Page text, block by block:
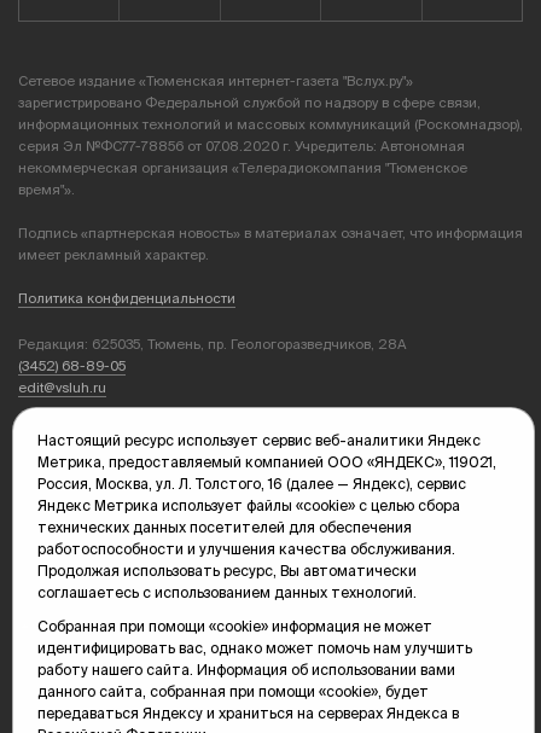
Сетевое издание «Тюменская интернет-газета "Вслух.ру"»
зарегистрировано Федеральной службой по надзору в сфере связи,
информационных технологий и массовых коммуникаций (Роскомнадзор),
серия Эл №ФС77-78856 от 07.08.2020 г. Учредитель: Автономная
некоммерческая организация «Телерадиокомпания "Тюменское
время"».
Подпись «партнерская новость» в материалах означает, что информация
имеет рекламный характер.
Политика конфиденциальности
Редакция: 625035, Тюмень, пр. Геологоразведчиков, 28А
(3452) 68-89-05
edit@vsluh.ru
kika@vsluh.ru
По вопросам рекламы:
(3452) 68-89-78
kotovaev@sibinformburo.ru
mim@vsluh.ru
Настоящий ресурс использует сервис веб-аналитики Яндекс
Метрика, предоставляемый компанией ООО «ЯНДЕКС», 119021,
Россия, Москва, ул. Л. Толстого, 16 (далее — Яндекс), сервис
Яндекс Метрика использует файлы «cookie» с целью сбора
технических данных посетителей для обеспечения
работоспособности и улучшения качества обслуживания.
Продолжая использовать ресурс, Вы автоматически
соглашаетесь с использованием данных технологий.
Собранная при помощи «cookie» информация не может
идентифицировать вас, однако может помочь нам улучшить
работу нашего сайта. Информация об использовании вами
данного сайта, собранная при помощи «cookie», будет
передаваться Яндексу и храниться на серверах Яндекса в